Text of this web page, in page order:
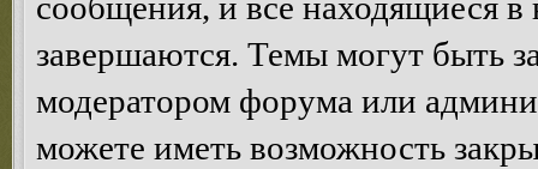
завершаются. Темы могут быть
модератором форума или
можете иметь возможность